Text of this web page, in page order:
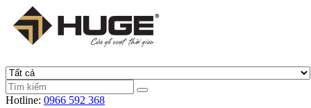
Hotline: 0966 592 368